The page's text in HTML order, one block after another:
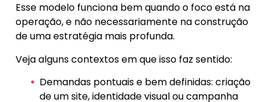
Esse modelo funciona bem quando o foco está na
operação, e não necessariamente na construção
de uma estratégia mais profunda.
Veja alguns contextos em que isso faz sentido:
Demandas pontuais e bem definidas: criação
de um site, identidade visual ou campanha